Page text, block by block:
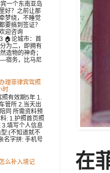
在
一个东南亚岛
好？之前让那
梦绕，不睡觉
要搞到签证？
迎咨询
🏠论城市：首
为二，即拥有
造物的神奇；
宿务，比马尼
理菲律宾驾照
时
照有效期5年 1.
管所 2.当天出
同 所需资料预
: 1.护照首页照
3.填写个人信息
:(不知道就不
名字拼: 手机号
么补入境记